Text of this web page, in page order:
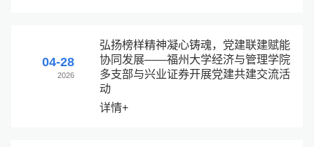
04-28
2026
弘扬榜样精神凝心铸魂，党建联建赋能
协同发展——福州大学经济与管理学院
多支部与兴业证券开展党建共建交流活
动
详情+